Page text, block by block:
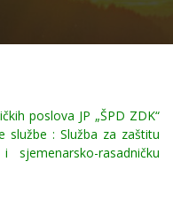
poslova JP „ŠPD ZDK“
službe : Služba za zaštitu
rasadničku